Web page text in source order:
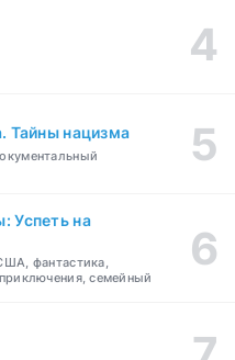
Тайны нацизма
Успеть на
фантастика,
семейный